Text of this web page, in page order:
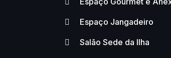
Espaço Jangadeiro
Salão Sede da Ilha